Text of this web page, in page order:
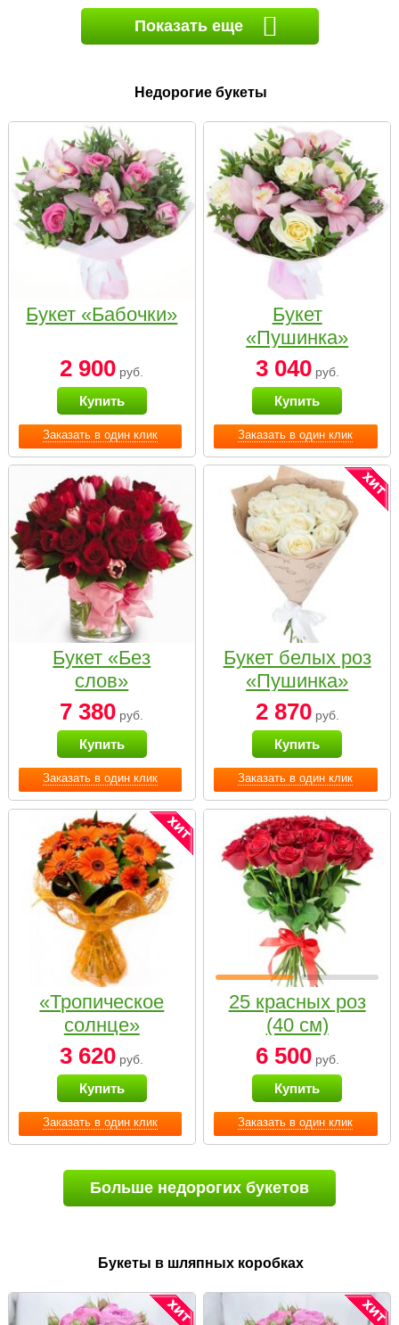
Показать еще
Недорогие букеты
Заказать в один клик
Букет «Бабочки»
2 900 руб.
Купить
Заказать в один клик
Букет
«Пушинка»
3 040руб.
Купить
Заказать в один клик
Букет «Без
слов»
7 380 руб.
Купить
Заказать в один клик
Букет белых роз
«Пушинка»
2 870руб.
Купить
Заказать в один клик
«Тропическое
солнце»
3 620 руб.
Купить
Заказать в один клик
25 красных роз
(40 см)
6 500руб.
Купить
Больше недорогих букетов
Букеты в шляпных коробках